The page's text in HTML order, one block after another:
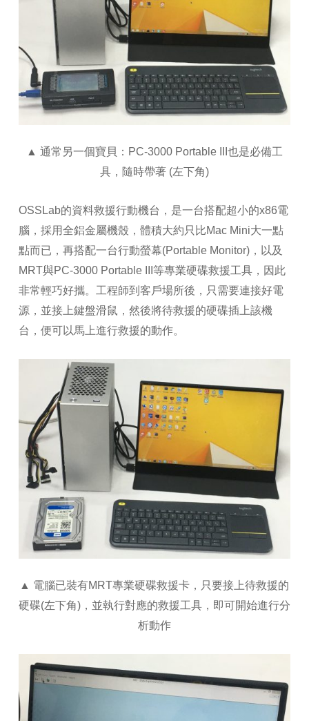
▲ 通常另一個寶貝：PC-3000 Portable III也是必備工
具，隨時帶著 (左下角)
OSSLab的資料救援行動機台，是一台搭配超小的x86電
腦，採用全鋁金屬機殼，體積大約只比Mac Mini大一點
點而已，再搭配一台行動螢幕(Portable Monitor)，以及
MRT與PC-3000 Portable III等專業硬碟救援工具，因此
非常輕巧好攜。工程師到客戶場所後，只需要連接好電
源，並接上鍵盤滑鼠，然後將待救援的硬碟插上該機
台，便可以馬上進行救援的動作。
▲ 電腦已裝有MRT專業硬碟救援卡，只要接上待救援的
硬碟(左下角)，並執行對應的救援工具，即可開始進行分
析動作